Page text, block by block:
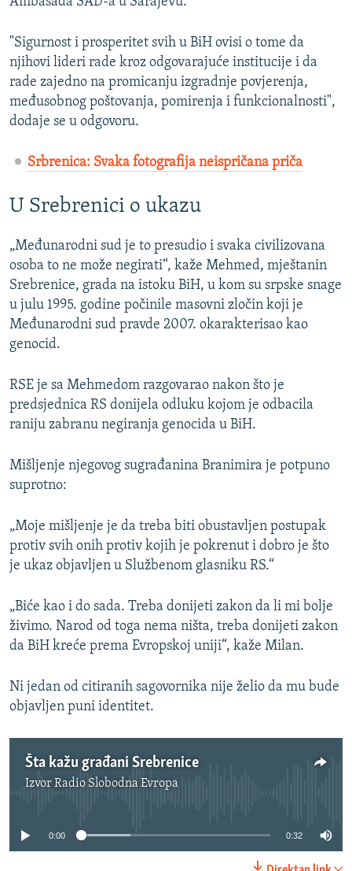
"Sigurnost i prosperitet svih u BiH ovisi o tome da
njihovi lideri rade kroz odgovarajuće institucije i da
rade zajedno na promicanju izgradnje povjerenja,
međusobnog poštovanja, pomirenja i funkcionalnosti",
dodaje se u odgovoru.
Srbrenica: Svaka fotografija neispričana priča
U Srebrenici o ukazu
„Međunarodni sud je to presudio i svaka civilizovana
osoba to ne može negirati“, kaže Mehmed, mještanin
Srebrenice, grada na istoku BiH, u kom su srpske snage
u julu 1995. godine počinile masovni zločin koji je
Međunarodni sud pravde 2007. okarakterisao kao
genocid.
RSE je sa Mehmedom razgovarao nakon što je
predsjednica RS donijela odluku kojom je odbacila
raniju zabranu negiranja genocida u BiH.
Mišljenje njegovog sugrađanina Branimira je potpuno
suprotno:
„Moje mišljenje je da treba biti obustavljen postupak
protiv svih onih protiv kojih je pokrenut i dobro je što
je ukaz objavljen u Službenom glasniku RS.“
„Biće kao i do sada. Treba donijeti zakon da li mi bolje
živimo. Narod od toga nema ništa, treba donijeti zakon
da BiH kreće prema Evropskoj uniji“, kaže Milan.
Ni jedan od citiranih sagovornika nije želio da mu bude
objavljen puni identitet.
Šta kažu građani Srebrenice
IzvorRadio Slobodna Evropa
No media source currently available
0:00 0:32